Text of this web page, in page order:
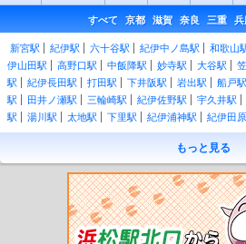
すべて 京都 滋賀 奈良 三重 兵
新宮駅 紀伊駅 六十谷駅 紀伊中ノ島駅 和歌山
伊山田駅
高野口駅 中飯降駅 妙寺駅 大谷駅
駅
紀伊長田駅 打田駅 下井阪駅 岩出駅 船戸駅
駅
田井ノ瀬駅 三輪崎駅 紀伊佐野駅 宇久井駅
駅
湯川駅 太地駅 下里駅 紀伊浦神駅 紀伊田
紀伊有田駅
田並駅 田子駅 和深駅 江住駅 見
紀伊新庄駅 紀
駅
切目駅 印南駅 稲原駅 和佐駅 道成寺駅
広川ビーチ駅
湯浅駅 藤並駅 紀伊宮原駅 箕島
海南駅 黒江駅 紀三井寺駅 宮前駅 紀和
和歌山港駅 東松江駅 中松江駅 八
加太駅 紀見峠駅 林間田園都市駅 御幸
もっと見る